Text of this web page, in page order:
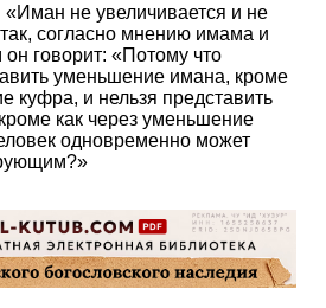
не увеличивается и не
согласно мнению имама и
он говорит: «Потому что
уменьшение имана, кроме
куфра, и нельзя представить
как через уменьшение
одновременно может